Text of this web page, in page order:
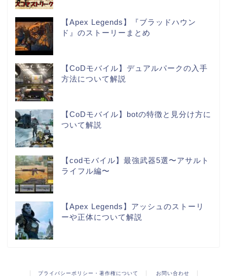
【Apex Legends】『ブラッドハウン
ド』のストーリーまとめ
【CoDモバイル】デュアルパークの入手
方法について解説
【CoDモバイル】botの特徴と見分け方に
ついて解説
【codモバイル】最強武器5選〜アサルト
ライフル編〜
【Apex Legends】アッシュのストーリ
ーや正体について解説
プライバシーポリシー・著作権について お問い合わせ